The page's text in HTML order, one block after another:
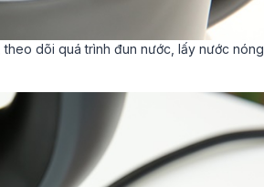
dõi quá trình đun nước, lấy nước nóng